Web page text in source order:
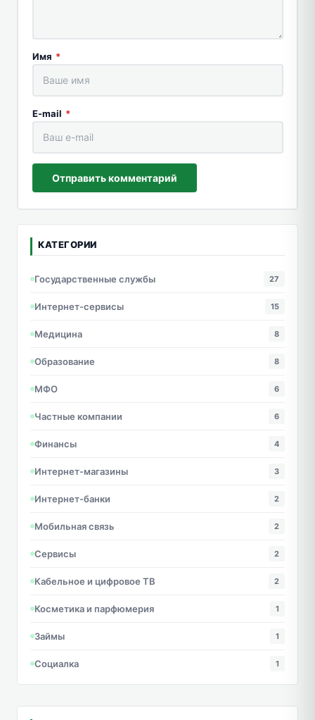
Имя *
E-mail *
Отправить комментарий
КАТЕГОРИИ
Государственные службы 27
Интернет-сервисы 15
Медицина 8
Образование 8
МФО 6
Частные компании 6
Финансы 4
Интернет-магазины 3
Интернет-банки 2
Мобильная связь 2
Сервисы 2
Кабельное и цифровое ТВ 2
Косметика и парфюмерия 1
Займы 1
Социалка 1